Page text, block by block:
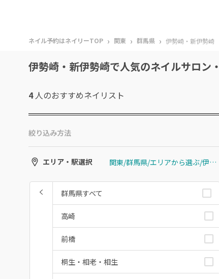
ネイル予約はネイリーTOP › 関東 › 群馬県 › 伊勢崎・新伊勢崎
伊勢崎・新伊勢崎で人気のネイルサロン
4人のおすすめネイリスト
絞り込み方法
エリア・駅選択 関東/群馬県/エリアから選ぶ/伊勢崎・新伊勢崎
群馬県すべて
高崎
前橋
桐生・相老・相生